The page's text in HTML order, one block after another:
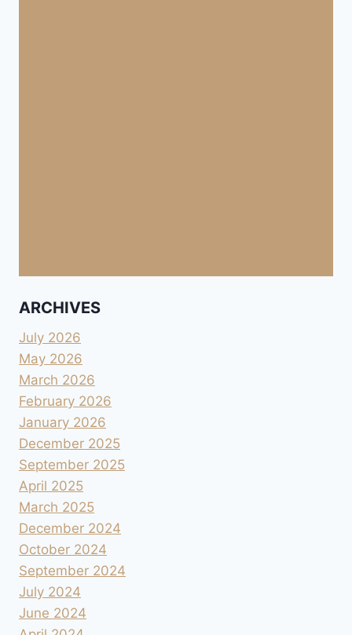
ARCHIVES
July 2026
May 2026
March 2026
February 2026
January 2026
December 2025
September 2025
April 2025
March 2025
December 2024
October 2024
September 2024
July 2024
June 2024